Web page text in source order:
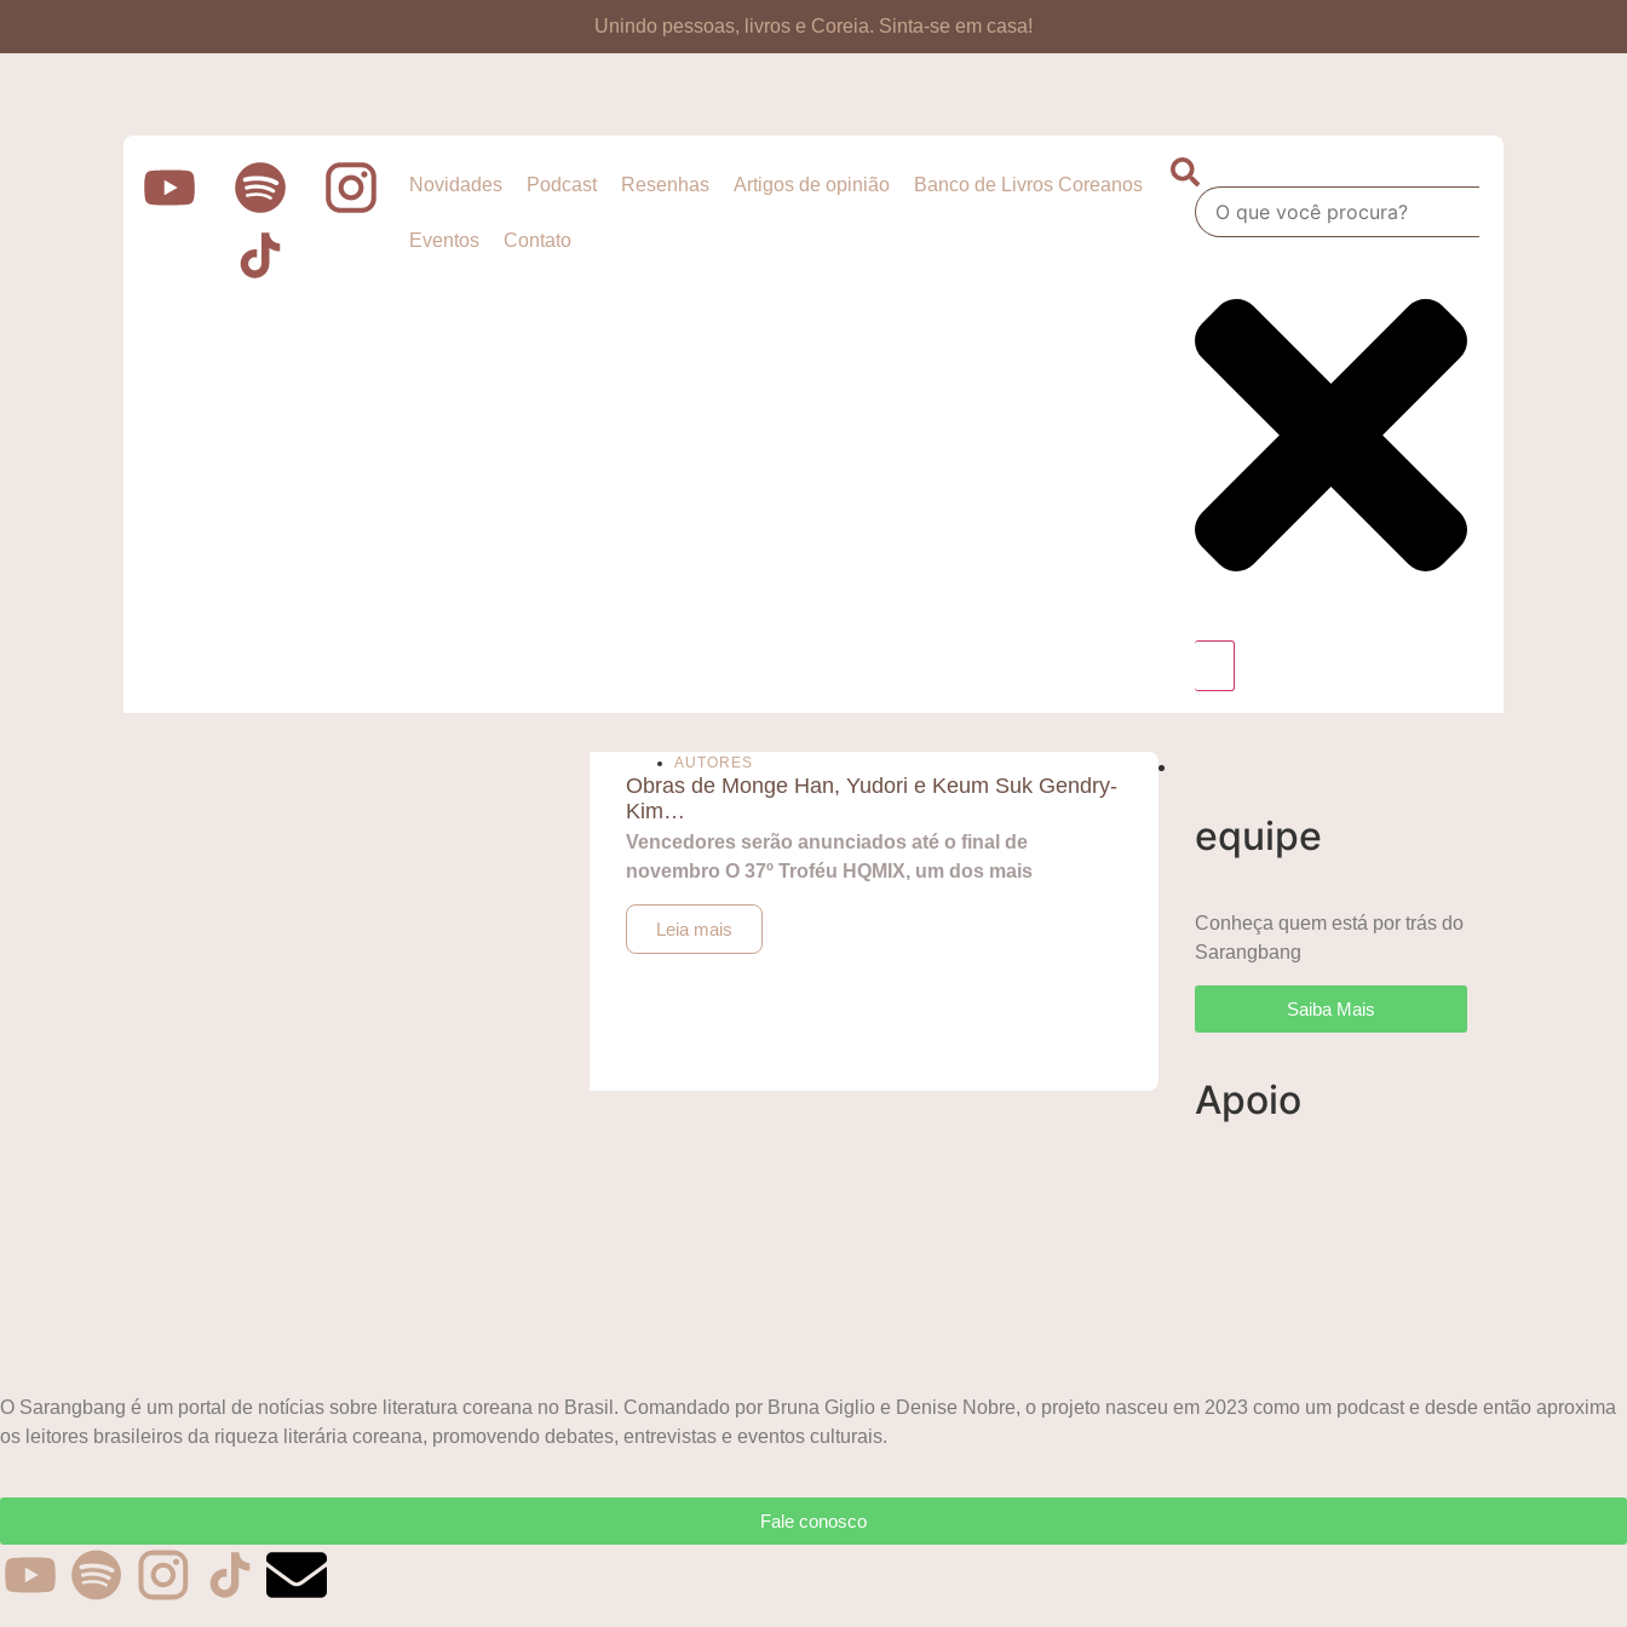
Unindo pessoas, livros e Coreia. Sinta-se em casa!
Novidades Podcast Resenhas Artigos de opinião Banco de Livros Coreanos
Eventos Contato
AUTORES
Obras de Monge Han, Yudori e Keum Suk Gendry-
Kim…
Vencedores serão anunciados até o final de
novembro O 37º Troféu HQMIX, um dos mais
Leia mais
equipe
Conheça quem está por trás do
Sarangbang
Saiba Mais
Apoio
O Sarangbang é um portal de notícias sobre literatura coreana no Brasil. Comandado por Bruna Giglio e Denise Nobre, o projeto nasceu em 2023 como um podcast e desde então aproxima
os leitores brasileiros da riqueza literária coreana, promovendo debates, entrevistas e eventos culturais.
Fale conosco